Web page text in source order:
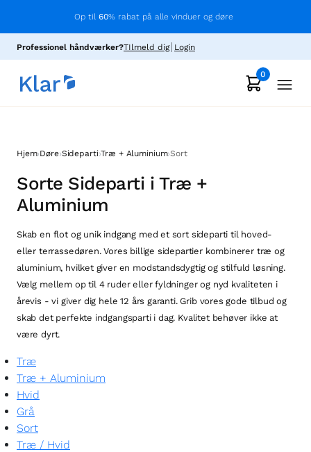
Op til 60% rabat på alle vinduer og døre
Professionel håndværker?TIlmeld dig Login
0
Hjem›Døre›Sideparti›Træ + Aluminium›Sort
Sorte Sideparti i Træ +
Aluminium
Skab en flot og unik indgang med et sort sideparti til hoved-
eller terrassedøren. Vores billige sidepartier kombinerer træ og
aluminium, hvilket giver en modstandsdygtig og stilfuld løsning.
Vælg mellem op til 4 ruder eller fyldninger og nyd kvaliteten i
årevis - vi giver dig hele 12 års garanti. Grib vores gode tilbud og
skab det perfekte indgangsparti i dag. Kvalitet behøver ikke at
være dyrt.
Træ
Træ + Aluminium
Hvid
Grå
Sort
Træ / Hvid